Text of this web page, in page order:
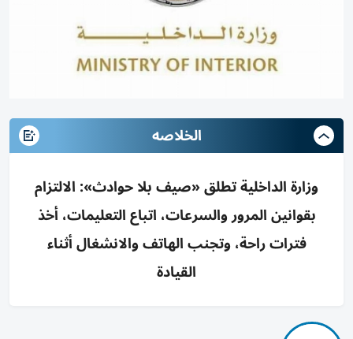
الخلاصه
وزارة الداخلية تطلق «صيف بلا حوادث»: الالتزام
بقوانين المرور والسرعات، اتباع التعليمات، أخذ
فترات راحة، وتجنب الهاتف والانشغال أثناء
القيادة